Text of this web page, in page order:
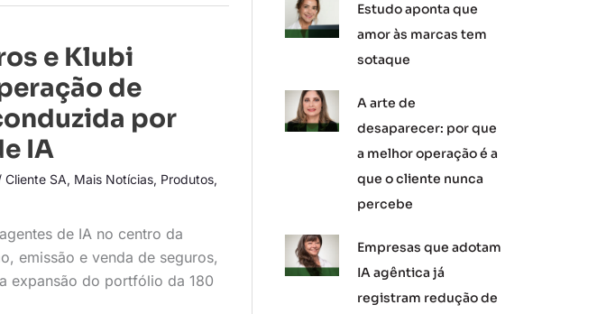
e Klubi
de
por
IA
Cliente SA, Mais Notícias, Produtos,
de IA no centro da
emissão e venda de seguros,
expansão do portfólio da 180
Estudo aponta que
amor às marcas tem
sotaque
A arte de
desaparecer: por que
a melhor operação é a
que o cliente nunca
percebe
Empresas que adotam
IA agêntica já
registram redução de